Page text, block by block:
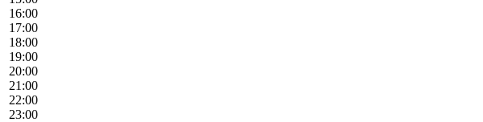
16:00
17:00
18:00
19:00
20:00
21:00
22:00
23:00